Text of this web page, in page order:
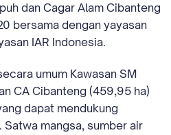
dan Cagar Alam Cibanteng
bersama dengan yayasan
IAR Indonesia.
umum Kawasan SM
CA Cibanteng (459,95 ha)
dapat mendukung
mangsa, sumber air